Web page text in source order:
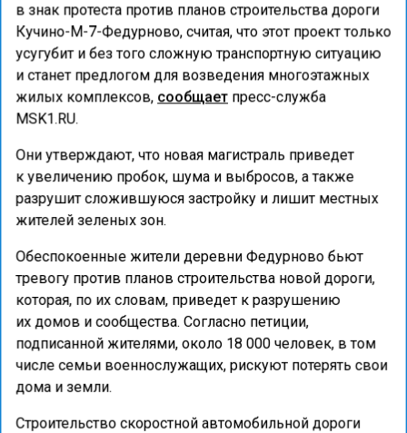
в знак протеста против планов строительства дороги
Кучино-М-7-Федурново, считая, что этот проект только
усугубит и без того сложную транспортную ситуацию
и станет предлогом для возведения многоэтажных
жилых комплексов, сообщает пресс-служба
MSK1.RU.
Они утверждают, что новая магистраль приведет
к увеличению пробок, шума и выбросов, а также
разрушит сложившуюся застройку и лишит местных
жителей зеленых зон.
Обеспокоенные жители деревни Федурново бьют
тревогу против планов строительства новой дороги,
которая, по их словам, приведет к разрушению
их домов и сообщества. Согласно петиции,
подписанной жителями, около 18 000 человек, в том
числе семьи военнослужащих, рискуют потерять свои
дома и земли.
Строительство скоростной автомобильной дороги